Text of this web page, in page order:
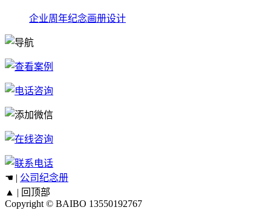
企业周年纪念画册设计
☚ | 公司纪念册
▲ | 回顶部
Copyright © BAIBO 13550192767